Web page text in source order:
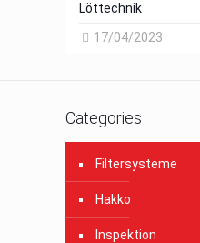
Löttechnik
17/04/2023
Categories
Filtersysteme
Hakko
Inspektion